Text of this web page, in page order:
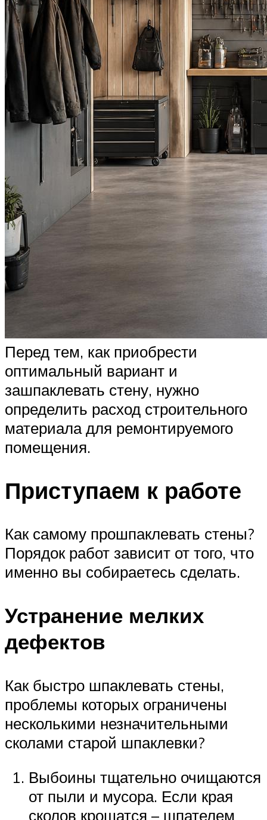
Перед тем, как приобрести
оптимальный вариант и
зашпаклевать стену, нужно
определить расход строительного
материала для ремонтируемого
помещения.
Приступаем к работе
Как самому прошпаклевать стены?
Порядок работ зависит от того, что
именно вы собираетесь сделать.
Устранение мелких
дефектов
Как быстро шпаклевать стены,
проблемы которых ограничены
несколькими незначительными
сколами старой шпаклевки?
Выбоины тщательно очищаются
от пыли и мусора. Если края
сколов крошатся – шпателем